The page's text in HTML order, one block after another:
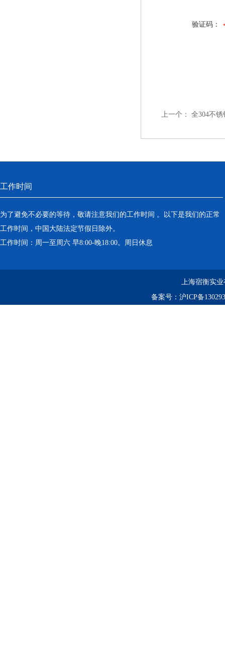
验证码：
上一个： 全304不
工作时间
为了避免不必要的等待，敬请注意我们的工作时间 。以下是我们的正常
工作时间，中国大陆法定节假日除外。
工作时间：周一至周六 早8:00-晚18:00。周日休息
上海宿衡实
备案号： 沪ICP备